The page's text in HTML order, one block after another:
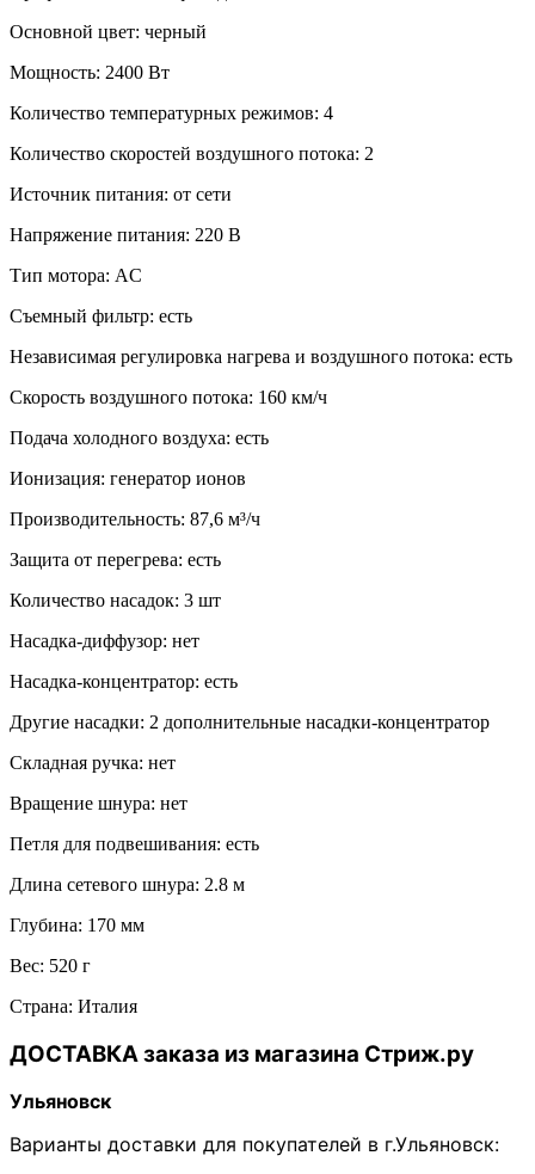
Основной цвет: черный
Мощность: 2400 Вт
Количество температурных режимов: 4
Количество скоростей воздушного потока: 2
Источник питания: от сети
Напряжение питания: 220 В
Тип мотора: AC
Съемный фильтр: есть
Независимая регулировка нагрева и воздушного потока: есть
Скорость воздушного потока: 160 км/ч
Подача холодного воздуха: есть
Ионизация: генератор ионов
Производительность: 87,6 м³/ч
Защита от перегрева: есть
Количество насадок: 3 шт
Насадка-диффузор: нет
Насадка-концентратор: есть
Другие насадки: 2 дополнительные насадки-концентратор
Складная ручка: нет
Вращение шнура: нет
Петля для подвешивания: есть
Длина сетевого шнура: 2.8 м
Глубина: 170 мм
Вес: 520 г
Страна: Италия
ДОСТАВКА заказа из магазина Стриж.ру
Ульяновск
Варианты доставки для покупателей в г.Ульяновск: